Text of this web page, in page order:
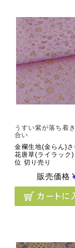
うすい紫が落ち着
合い
金襴生地(金らん)さ
花唐草(ライラック
位 切り売り
販売価格